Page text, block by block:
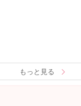
もっと見る